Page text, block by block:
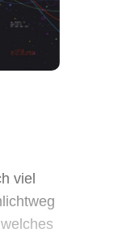
viel